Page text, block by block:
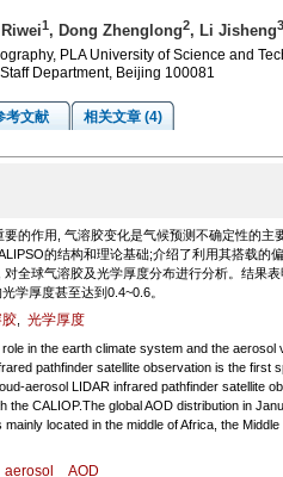
1, Dong Zhenglong2, Li Jisheng3
PLA University of Science and
Department, Beijing 100081
考文献 相关文章 (4)
的作用, 气溶胶变化是气候预测不确定性的主
的结构和理论基础;介绍了利用其搭载的
全球气溶胶及光学厚度分布进行分析。结果
学厚度甚至达到0.4~0.6。
, 光学厚度
in the earth climate system and the
pathfinder satellite observation is the first
aerosol LIDAR infrared pathfinder satellite
the CALIOP.The global AOD distribution in
located in the middle of Africa, the
aerosol AOD